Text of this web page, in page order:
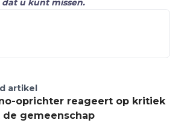
artikel
oprichter reageert op kritiek
de gemeenschap